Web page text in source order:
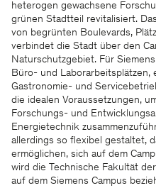
heterogen gewachsene
grünen Stadtteil revitalisiert.
von begrünten Boulevards,
verbindet die Stadt über den
Naturschutzgebiet. Für
Büro- und Laborarbeitsplätzen,
Gastronomie- und
die idealen Voraussetzungen,
Forschungs- und
Energietechnik
allerdings so flexibel gestaltet,
ermöglichen, sich auf dem
wird die Technische Fakultät
auf dem Siemens Campus